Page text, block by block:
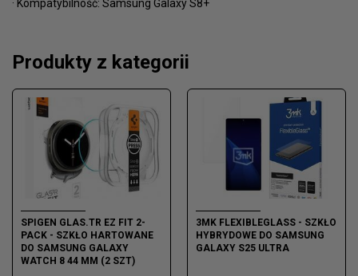
· Kompatybilność: Samsung Galaxy S8+
Produkty z kategorii
SPIGEN GLAS.TR EZ FIT 2-
PACK - SZKŁO HARTOWANE
DO SAMSUNG GALAXY
WATCH 8 44 MM (2 SZT)
3MK FLEXIBLEGLASS - SZKŁO
HYBRYDOWE DO SAMSUNG
GALAXY S25 ULTRA